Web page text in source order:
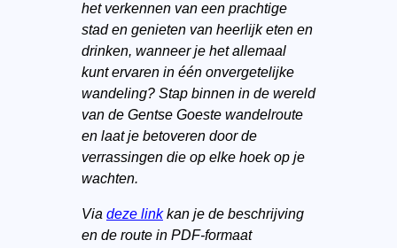
het verkennen van een prachtige
stad en genieten van heerlijk eten en
drinken, wanneer je het allemaal
kunt ervaren in één onvergetelijke
wandeling? Stap binnen in de wereld
van de Gentse Goeste wandelroute
en laat je betoveren door de
verrassingen die op elke hoek op je
wachten.
Via deze linkkan je de beschrijving
en de route in PDF-formaat